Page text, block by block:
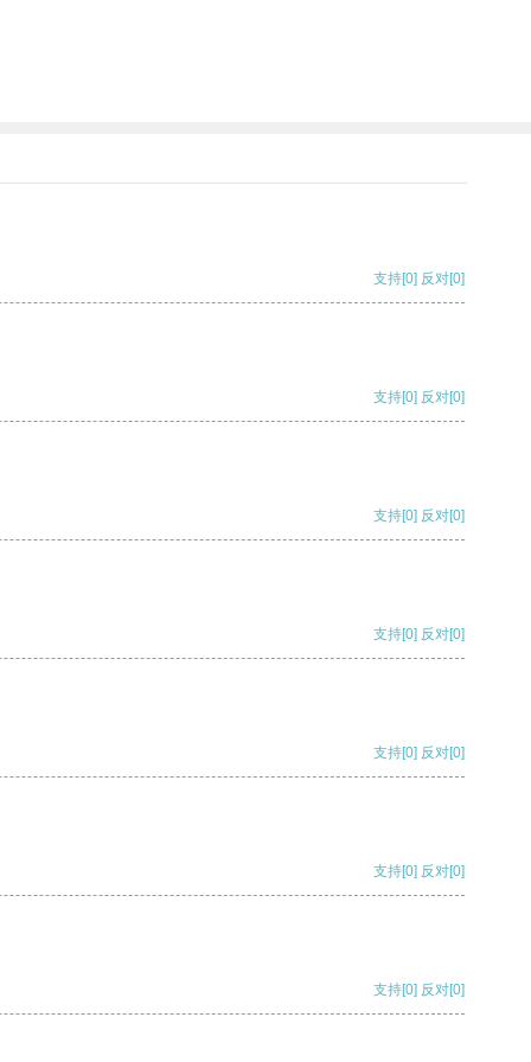
支持[0] 反对[0]
支持[0] 反对[0]
支持[0] 反对[0]
支持[0] 反对[0]
支持[0] 反对[0]
支持[0] 反对[0]
支持[0] 反对[0]